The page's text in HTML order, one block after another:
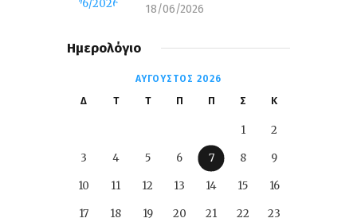
18/06/2026
Ημερολόγιο
ΑΎΓΟΥΣΤΟΣ 2026
Δ Τ Τ Π Π Σ Κ
1 2
3 4 5 6 7 8 9
10 11 12 13 14 15 16
17 18 19 20 21 22 23